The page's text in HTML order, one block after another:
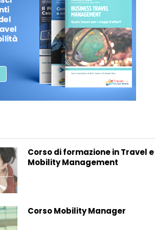
Corso di formazione in Travel e
Mobility Management
Corso Mobility Manager